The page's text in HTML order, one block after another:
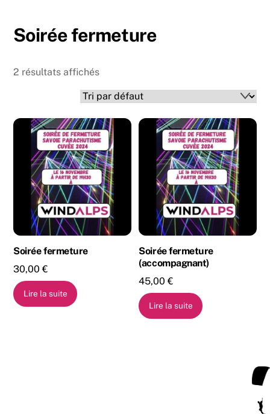
content
Soirée fermeture
2 résultats affichés
Soirée fermeture
30,00€
Lire la suite
Soirée fermeture
(accompagnant)
45,00€
Lire la suite
Top